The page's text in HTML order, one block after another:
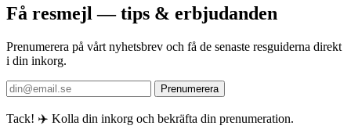
Få resmejl — tips & erbjudanden
Prenumerera på vårt nyhetsbrev och få de senaste resguiderna direkt
i din inkorg.
Prenumerera
Tack! ✈️ Kolla din inkorg och bekräfta din prenumeration.